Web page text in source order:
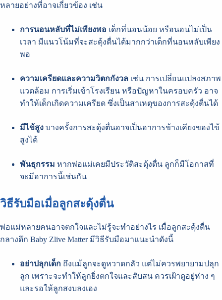
หลายอย่างที่อาจเกี่ยวข้อง เช่น
การนอนหลับที่ไม่เพียงพอ เด็กที่นอนน้อย หรือนอนไม่เป็น
เวลา มีแนวโน้มที่จะสะดุ้งตื่นได้มากกว่าเด็กที่นอนหลับเพียง
พอ
ความเครียดและความวิตกกังวล เช่น การเปลี่ยนแปลงสภาพ
แวดล้อม การเริ่มเข้าโรงเรียน หรือปัญหาในครอบครัว อาจ
ทำให้เด็กเกิดความเครียด ซึ่งเป็นสาเหตุของการสะดุ้งตื่นได้
มีไข้สูง บางครั้งการสะดุ้งตื่นอาจเป็นอาการข้างเคียงของไข้
สูงได้
พันธุกรรม หากพ่อแม่เคยมีประวัติสะดุ้งตื่น ลูกก็มีโอกาสที่
จะมีอาการนี้เช่นกัน
วิธีรับมือเมื่อลูกสะดุ้งตื่น
พ่อแม่หลายคนอาจตกใจและไม่รู้จะทำอย่างไร เมื่อลูกสะดุ้งตื่น
กลางดึก Baby Zlive Matter มีวิธีรับมือมาแนะนำดังนี้
อย่าปลุกเด็ก ถึงแม้ลูกจะดูหวาดกลัว แต่ไม่ควรพยายามปลุก
ลูก เพราะจะทำให้ลูกยิ่งตกใจและสับสน ควรเฝ้าดูอยู่ห่าง ๆ
และรอให้ลูกสงบลงเอง